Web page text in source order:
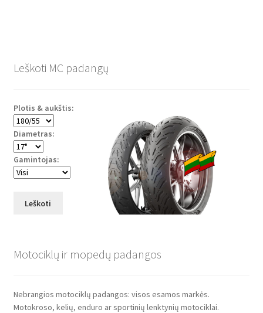
Leškoti MC padangų
Plotis & aukštis:
Diametras:
Gamintojas:
Leškoti
Motociklų ir mopedų padangos
Nebrangios motociklų padangos: visos esamos markės.
Motokroso, kelių, enduro ar sportinių lenktynių motociklai.